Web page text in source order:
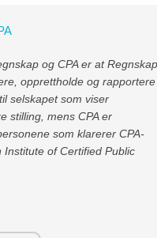
og CPA er at Regnskap
opprettholde og rapportere
selskapet som viser
stilling, mens CPA er
som klarerer CPA-
of Certified Public